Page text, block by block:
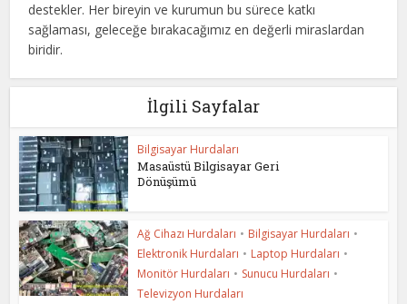
destekler. Her bireyin ve kurumun bu sürece katkı
sağlaması, geleceğe bırakacağımız en değerli miraslardan
biridir.
İlgili Sayfalar
Bilgisayar Hurdaları
Masaüstü Bilgisayar Geri
Dönüşümü
Ağ Cihazı Hurdaları • Bilgisayar Hurdaları •
Elektronik Hurdaları • Laptop Hurdaları •
Monitör Hurdaları • Sunucu Hurdaları •
Televizyon Hurdaları